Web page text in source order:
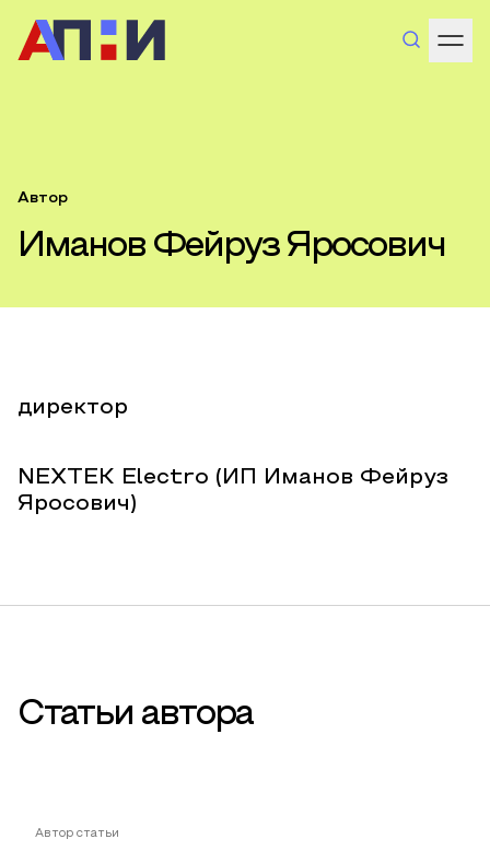
Автор
Иманов Фейруз Яросович
директор
NEXTEK Electro (ИП Иманов Фейруз
Яросович)
Статьи автора
Автор статьи